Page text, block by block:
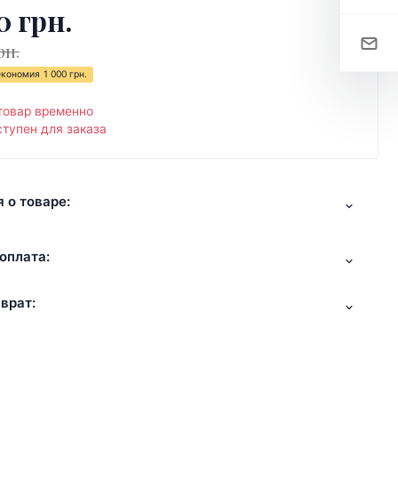
грн.
1 000 грн.
временно
для заказа
о товаре: